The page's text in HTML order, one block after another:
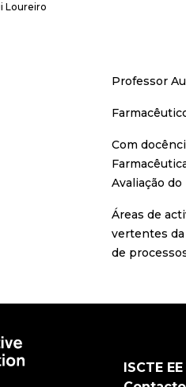
Loureiro
Professor
Com
Avaliação
Áreas de
vertentes da
de
ISCTE